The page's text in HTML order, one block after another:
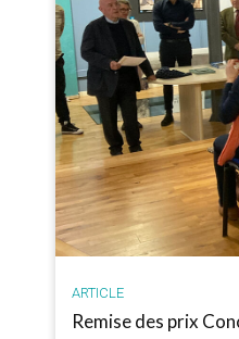
ARTICLE
Remise des prix